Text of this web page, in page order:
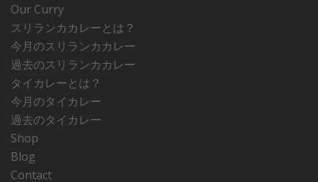
Our Curry
スリランカカレーとは？
今月のスリランカカレー
過去のスリランカカレー
タイカレーとは？
今月のタイカレー
過去のタイカレー
Shop
Blog
Contact